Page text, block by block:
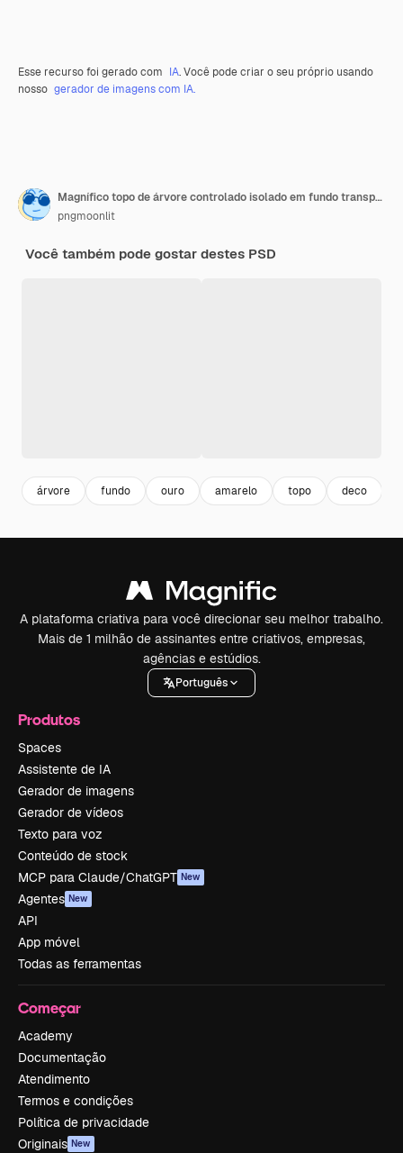
Esse recurso foi gerado com IA. Você pode criar o seu próprio usando
nosso gerador de imagens com IA.
Magnífico topo de árvore controlado isolado em fundo transparente
pngmoonlit
Você também pode gostar destes PSD
árvore fundo ouro amarelo topo deco
A plataforma criativa para você direcionar seu melhor trabalho.
Mais de 1 milhão de assinantes entre criativos, empresas,
agências e estúdios.
Português
Produtos
Spaces
Assistente de IA
Gerador de imagens
Gerador de vídeos
Texto para voz
Conteúdo de stock
MCP para Claude/ChatGPT New
Agentes New
API
App móvel
Todas as ferramentas
Começar
Academy
Documentação
Atendimento
Termos e condições
Política de privacidade
Originais New